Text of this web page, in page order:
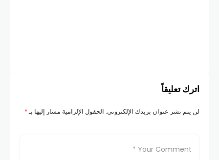
اترك تعليقاً
لن يتم نشر عنوان بريدك الإلكتروني. الحقول الإلزامية مشار إليها بـ*